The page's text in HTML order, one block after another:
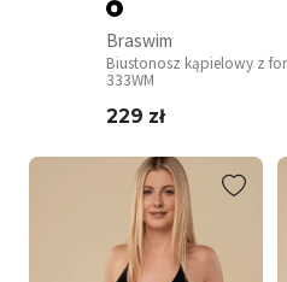
Braswim
Biustonosz kąpielowy z
333WM
229 zł